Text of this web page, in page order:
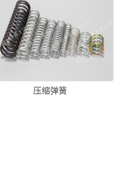
压缩弹簧